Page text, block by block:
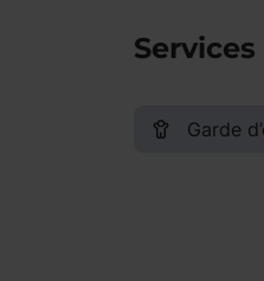
Garde